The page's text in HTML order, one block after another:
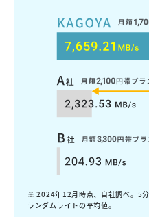
※ 2024年12月時点、自社調べ。5
ランダムライトの平均値。